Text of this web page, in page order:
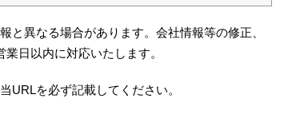
と異なる場合があります。会社情報等の修正、
日以内に対応いたします。
URLを必ず記載してください。